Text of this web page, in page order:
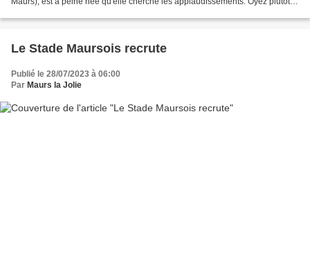
Le Stade Maursois recrute
Publié le 28/07/2023 à 06:00
Par Maurs la Jolie